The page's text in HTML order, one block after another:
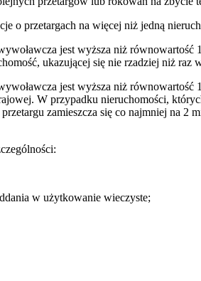
o przetargach na więcej niż jedną
jest wyższa niż
ukazującej się nie rzadziej niż
jest wyższa niż równowartość
W przypadku nieruchomości,
zamieszcza się co najmniej na 2
w użytkowanie wieczyste;